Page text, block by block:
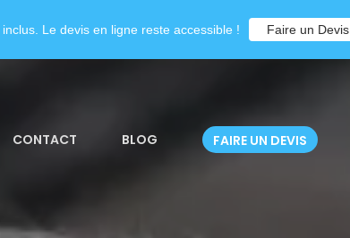
CONTACT BLOG FAIRE UN DEVIS
Le devis en ligne reste accessible ! Faire un Devis